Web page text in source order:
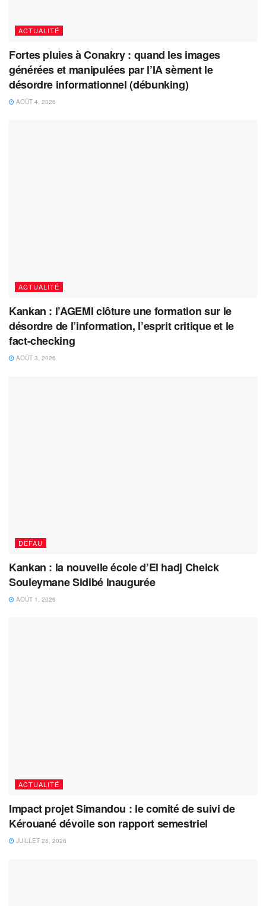
ACTUALITÉ
Fortes pluies à Conakry : quand les images
générées et manipulées par l’IA sèment le
désordre informationnel (débunking)
AOÛT 4, 2026
ACTUALITÉ
Kankan : l’AGEMI clôture une formation sur le
désordre de l’information, l’esprit critique et le
fact-checking
AOÛT 3, 2026
DEFAU
Kankan : la nouvelle école d’El hadj Cheick
Souleymane Sidibé inaugurée
AOÛT 1, 2026
ACTUALITÉ
Impact projet Simandou : le comité de suivi de
Kérouané dévoile son rapport semestriel
JUILLET 28, 2026